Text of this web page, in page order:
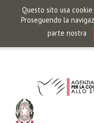
Questo sito usa
Proseguendo la
parte nostra